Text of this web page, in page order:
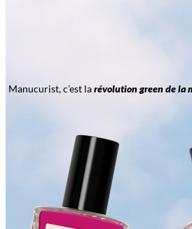
Manucurist, c’est larévolution green de la